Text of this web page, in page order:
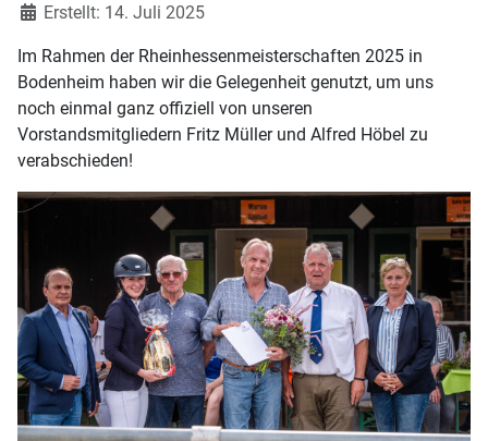
Erstellt: 14. Juli 2025
Im Rahmen der Rheinhessenmeisterschaften 2025 in
Bodenheim haben wir die Gelegenheit genutzt, um uns
noch einmal ganz offiziell von unseren
Vorstandsmitgliedern Fritz Müller und Alfred Höbel zu
verabschieden!